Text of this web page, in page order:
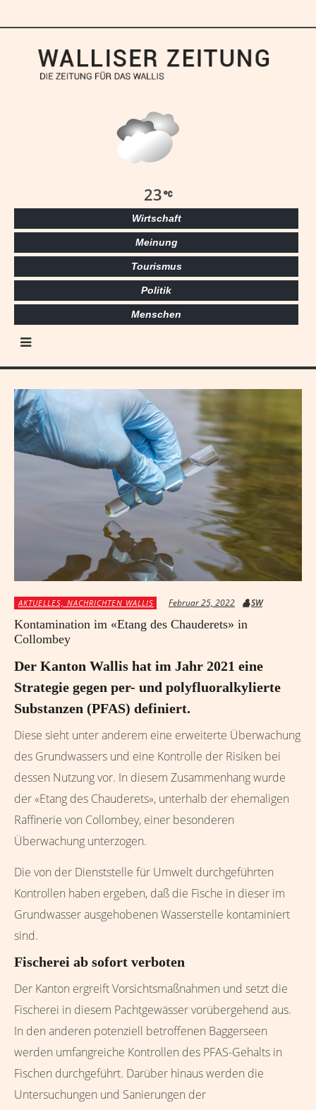
23
Wirtschaft
Meinung
Tourismus
Politik
Menschen
AKTUELLES, NACHRICHTEN WALLIS Februar 25, 2022 SW
Kontamination im «Etang des Chauderets» in
Collombey
Der Kanton Wallis hat im Jahr 2021 eine
Strategie gegen per- und polyfluoralkylierte
Substanzen (PFAS) definiert.
Diese sieht unter anderem eine erweiterte Überwachung
des Grundwassers und eine Kontrolle der Risiken bei
dessen Nutzung vor. In diesem Zusammenhang wurde
der «Etang des Chauderets», unterhalb der ehemaligen
Raffinerie von Collombey, einer besonderen
Überwachung unterzogen.
Die von der Dienststelle für Umwelt durchgeführten
Kontrollen haben ergeben, daß die Fische in dieser im
Grundwasser ausgehobenen Wasserstelle kontaminiert
sind.
Fischerei ab sofort verboten
Der Kanton ergreift Vorsichtsmaßnahmen und setzt die
Fischerei in diesem Pachtgewässer vorübergehend aus.
In den anderen potenziell betroffenen Baggerseen
werden umfangreiche Kontrollen des PFAS-Gehalts in
Fischen durchgeführt. Darüber hinaus werden die
Untersuchungen und Sanierungen der